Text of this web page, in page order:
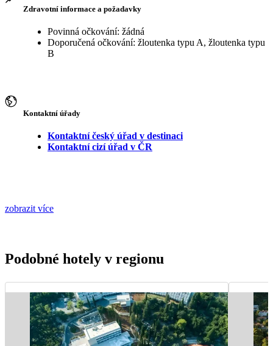
Zdravotní informace a požadavky
Povinná očkování: žádná
Doporučená očkování: žloutenka typu A, žloutenka typu
B
Kontaktní úřady
Kontaktní český úřad v destinaci
Kontaktní cizí úřad v ČR
zobrazit více
Podobné hotely v regionu